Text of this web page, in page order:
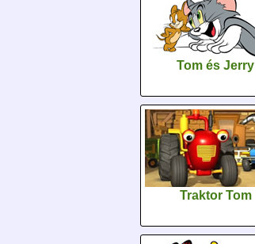
Tom és Jerry
Traktor Tom